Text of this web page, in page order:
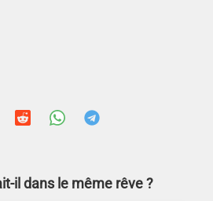
il dans le même rêve ?